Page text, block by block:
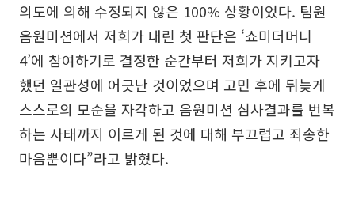
의도에 의해 수정되지 않은 100% 상황이었다. 팀원
음원미션에서 저희가 내린 첫 판단은 ‘쇼미더머니
4’에 참여하기로 결정한 순간부터 저희가 지키고자
했던 일관성에 어긋난 것이었으며 고민 후에 뒤늦게
스스로의 모순을 자각하고 음원미션 심사결과를 번복
하는 사태까지 이르게 된 것에 대해 부끄럽고 죄송한
마음뿐이다”라고 밝혔다.